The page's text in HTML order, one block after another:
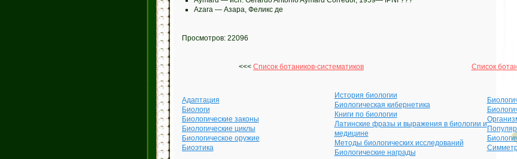
Azara — Азара, Феликс де
Просмотров: 22096
<<< Список ботаников-систематиков Список
Адаптация
Биологи
Биологические законы
Биологические циклы
Биологическое оружие
Биоэтика
История биологии
Биологическая кибернетика
Книги по биологии
Латинские фразы и выражения в биологии и
медицине
Методы биологических исследований
Биологические награды